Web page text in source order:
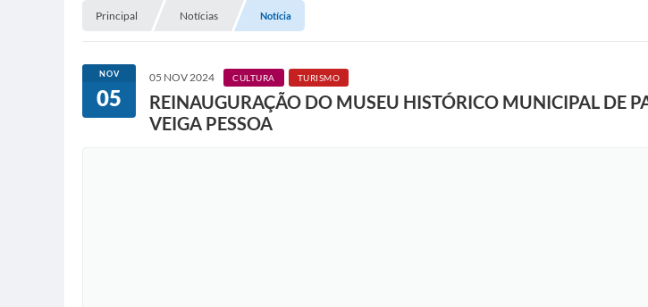
Principal Notícias Notícia
NOV
05
05 NOV 2024 CULTURA TURISMO
REINAUGURAÇÃO DO MUSEU HISTÓRICO MUNICIPAL DE
VEIGA PESSOA